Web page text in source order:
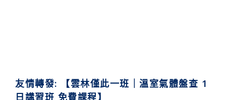
友情轉發: 【雲林僅此一班｜溫室氣體盤查 1
日講習班 免費課程】